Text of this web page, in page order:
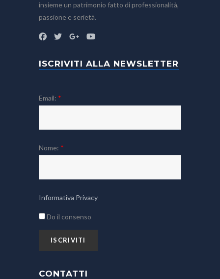
insieme un patrimonio fatto di professionalità,
passione e serietà.
ISCRIVITI ALLA NEWSLETTER
Email: *
Nome: *
Informativa Privacy
Do il consenso
CONTATTI